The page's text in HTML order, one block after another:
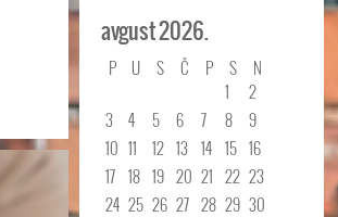
avgust 2026.
P U S Č P S
N
1
2
3
4 5 6 7 8
9
10 11 12 13 14 15 16
17 18 19 20 21 22 23
24 25 26 27 28 29 30